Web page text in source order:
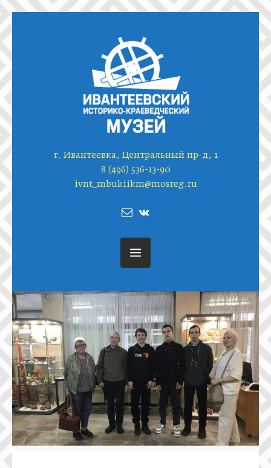
г. Ивантеевка, Центральный пр-д, 1
8 (496) 536-13-90
ivnt_mbukiikm@mosreg.ru